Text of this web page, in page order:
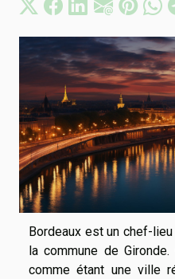
Bordeaux est un chef-
la commune de
comme étant une ville